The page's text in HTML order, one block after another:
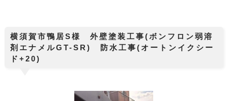
横須賀市鴨居S様 外壁塗装工事(ボンフロン弱溶
剤エナメルGT-SR) 防水工事(オートンイクシー
ド+20)